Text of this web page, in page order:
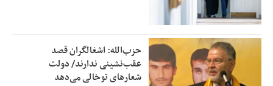
حزب‌الله: اشغالگران قصد
عقب‌نشینی ندارند/ دولت
شعارهای توخالی می‌‌دهد